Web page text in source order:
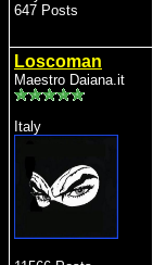
647 Posts
Loscoman
Maestro Daiana.it
Italy